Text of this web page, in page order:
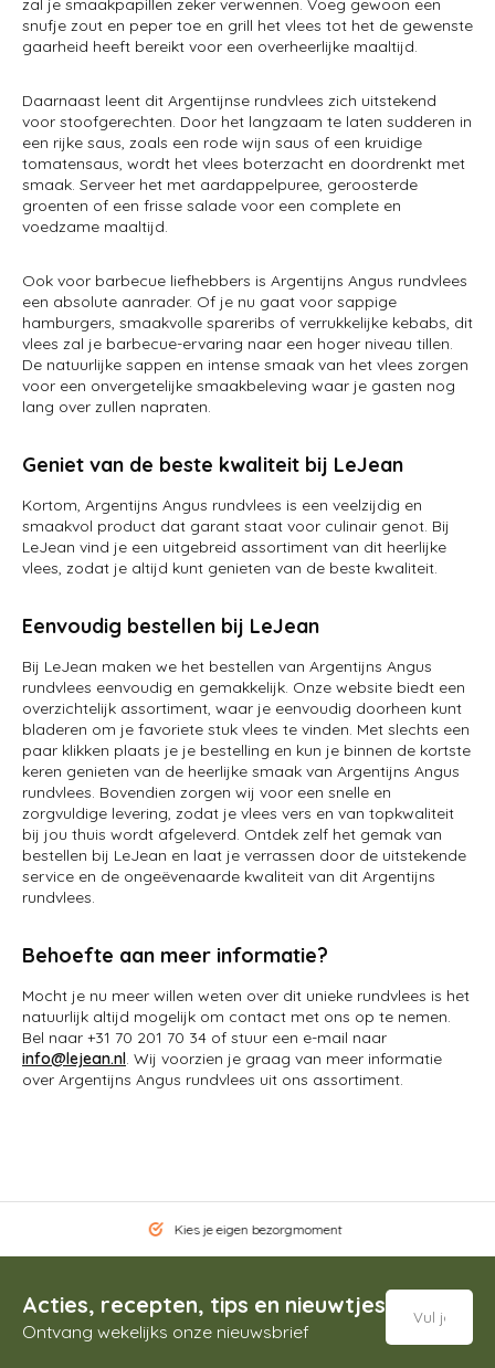
zal je smaakpapillen zeker verwennen. Voeg gewoon een
snufje zout en peper toe en grill het vlees tot het de gewenste
gaarheid heeft bereikt voor een overheerlijke maaltijd.
Daarnaast leent dit Argentijnse rundvlees zich uitstekend
voor stoofgerechten. Door het langzaam te laten sudderen in
een rijke saus, zoals een rode wijn saus of een kruidige
tomatensaus, wordt het vlees boterzacht en doordrenkt met
smaak. Serveer het met aardappelpuree, geroosterde
groenten of een frisse salade voor een complete en
voedzame maaltijd.
Ook voor barbecue liefhebbers is Argentijns Angus rundvlees
een absolute aanrader. Of je nu gaat voor sappige
hamburgers, smaakvolle spareribs of verrukkelijke kebabs, dit
vlees zal je barbecue-ervaring naar een hoger niveau tillen.
De natuurlijke sappen en intense smaak van het vlees zorgen
voor een onvergetelijke smaakbeleving waar je gasten nog
lang over zullen napraten.
Geniet van de beste kwaliteit bij LeJean
Kortom, Argentijns Angus rundvlees is een veelzijdig en
smaakvol product dat garant staat voor culinair genot. Bij
LeJean vind je een uitgebreid assortiment van dit heerlijke
vlees, zodat je altijd kunt genieten van de beste kwaliteit.
Eenvoudig bestellen bij LeJean
Bij LeJean maken we het bestellen van Argentijns Angus
rundvlees eenvoudig en gemakkelijk. Onze website biedt een
overzichtelijk assortiment, waar je eenvoudig doorheen kunt
bladeren om je favoriete stuk vlees te vinden. Met slechts een
paar klikken plaats je je bestelling en kun je binnen de kortste
keren genieten van de heerlijke smaak van Argentijns Angus
rundvlees. Bovendien zorgen wij voor een snelle en
zorgvuldige levering, zodat je vlees vers en van topkwaliteit
bij jou thuis wordt afgeleverd. Ontdek zelf het gemak van
bestellen bij LeJean en laat je verrassen door de uitstekende
service en de ongeëvenaarde kwaliteit van dit Argentijns
rundvlees.
Behoefte aan meer informatie?
Mocht je nu meer willen weten over dit unieke rundvlees is het
natuurlijk altijd mogelijk om contact met ons op te nemen.
Bel naar +31 70 201 70 34 of stuur een e-mail naar
info@lejean.nl. Wij voorzien je graag van meer informatie
over Argentijns Angus rundvlees uit ons assortiment.
Kies je eigen bezorgmoment
Acties, recepten, tips en nieuwtjes
Ontvang wekelijks onze nieuwsbrief